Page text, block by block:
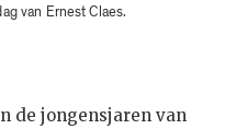
van Ernest Claes.
de jongensjaren van